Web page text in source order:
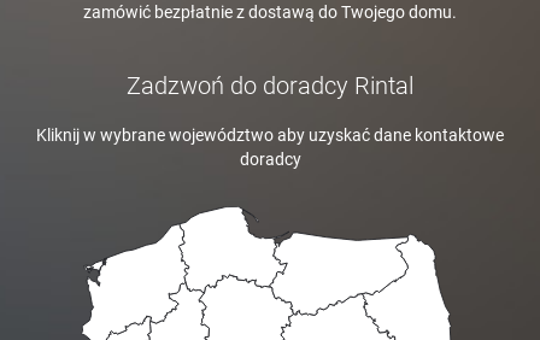
zamówić bezpłatnie z dostawą do Twojego domu.
Zadzwoń do doradcy Rintal
Kliknij w wybrane województwo aby uzyskać dane kontaktowe
doradcy